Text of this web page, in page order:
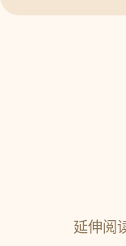
延伸阅